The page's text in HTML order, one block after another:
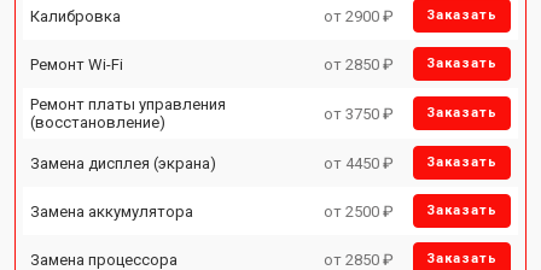
Калибровка от 2900 ₽ Заказать
Ремонт Wi-Fi от 2850 ₽ Заказать
Ремонт платы управления
(восстановление)
от 3750 ₽ Заказать
Замена дисплея (экрана) от 4450 ₽ Заказать
Замена аккумулятора от 2500 ₽ Заказать
Замена процессора от 2850 ₽ Заказать